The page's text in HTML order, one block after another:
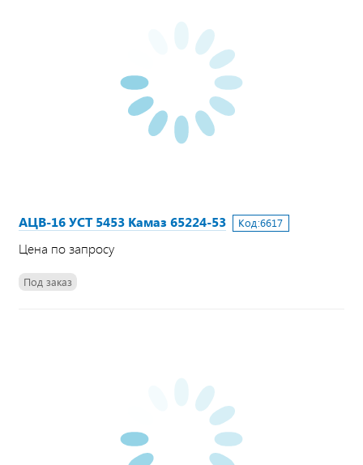
АЦВ-16 УСТ 5453 Камаз 65224-53 Код:6617
Цена по запросу
Под заказ